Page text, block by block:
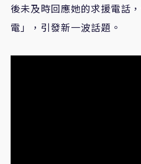
後未及時回應她的求援電話
電」，引發新一波話題。